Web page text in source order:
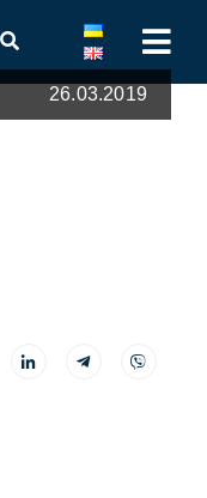
26.03.2019